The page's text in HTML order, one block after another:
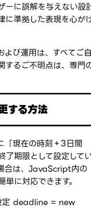
ーに誤解を与えない設
に準拠した表現を心が
よび運用は、すべてご
するご不明点は、専門
する方法
「現在の時刻＋3日間
了期限として設定して
合は、JavaScript内の
に対応できます。
定 deadline = new